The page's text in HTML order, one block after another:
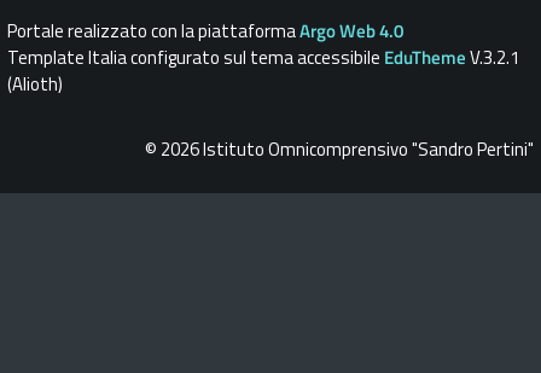
Portale realizzato con la piattaformaArgo Web 4.0
Template Italia configurato sul tema accessibile EduThemeV.3.2.1
(Alioth)
© 2026 Istituto Omnicomprensivo "Sandro Pertini"